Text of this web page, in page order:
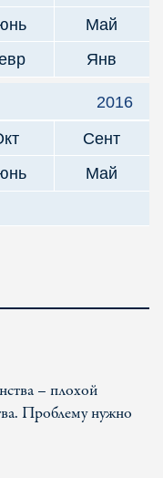
Май
Янв
2016
Сент
Май
– плохой
Проблему нужно